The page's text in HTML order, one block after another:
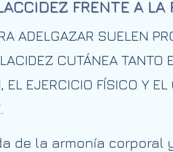
FRENTE A LA
ADELGAZAR SUELEN
CUTÁNEA TANTO
EL EJERCICIO FÍSICO Y
de la armonía